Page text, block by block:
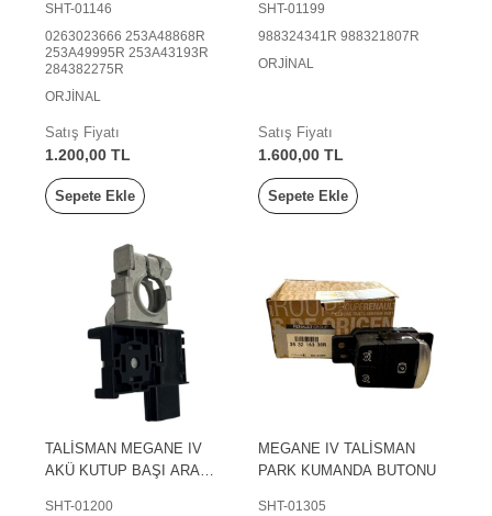
SENSÖRÜ 253A48868R
SHT-01146
0263023666 253A48868R
253A49995R 253A43193R
284382275R
ORJİNAL
Satış Fiyatı
1.200,00 TL
Sepete Ekle
SHT-01199
988324341R 988321807R
ORJİNAL
Satış Fiyatı
1.600,00 TL
Sepete Ekle
TALİSMAN MEGANE IV
AKÜ KUTUP BAŞI ARA
SHT-01200
MEGANE IV TALİSMAN
PARK KUMANDA BUTONU
SHT-01305